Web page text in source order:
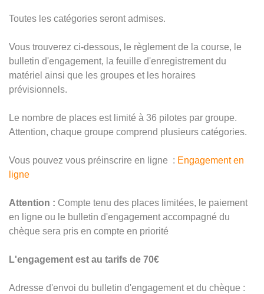
Toutes les catégories seront admises.
Vous trouverez ci-dessous, le règlement de la course, le
bulletin d'engagement, la feuille d'enregistrement du
matériel ainsi que les groupes et les horaires
prévisionnels.
Le nombre de places est limité à 36 pilotes par groupe.
Attention, chaque groupe comprend plusieurs catégories.
Vous pouvez vous préinscrire en ligne : Engagement en
ligne
Attention : Compte tenu des places limitées, le paiement
en ligne ou le bulletin d'engagement accompagné du
chèque sera pris en compte en priorité
L'engagement est au tarifs de 70€
Adresse d'envoi du bulletin d'engagement et du chèque :